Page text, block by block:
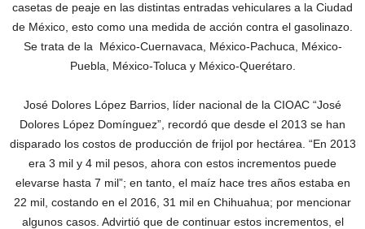
casetas de peaje en las distintas entradas vehiculares a la Ciudad
de México, esto como una medida de acción contra el gasolinazo.
Se trata de la México-Cuernavaca, México-Pachuca, México-
Puebla, México-Toluca y México-Querétaro.
José Dolores López Barrios, líder nacional de la CIOAC “José
Dolores López Domínguez”, recordó que desde el 2013 se han
disparado los costos de producción de frijol por hectárea. “En 2013
era 3 mil y 4 mil pesos, ahora con estos incrementos puede
elevarse hasta 7 mil”; en tanto, el maíz hace tres años estaba en
22 mil, costando en el 2016, 31 mil en Chihuahua; por mencionar
algunos casos. Advirtió que de continuar estos incrementos, el